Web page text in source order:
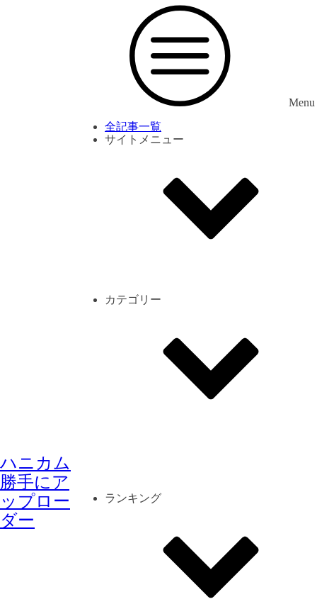
ハニカム
勝手にア
ップロー
ダー
Menu
全記事一覧
サイトメニュー
カテゴリー
ランキング